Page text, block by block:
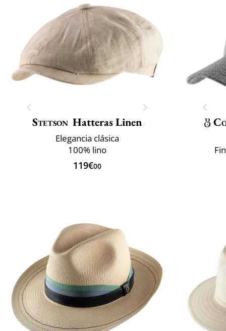
Stetson Hatteras Linen
Elegancia clásica
100% lino
119€00